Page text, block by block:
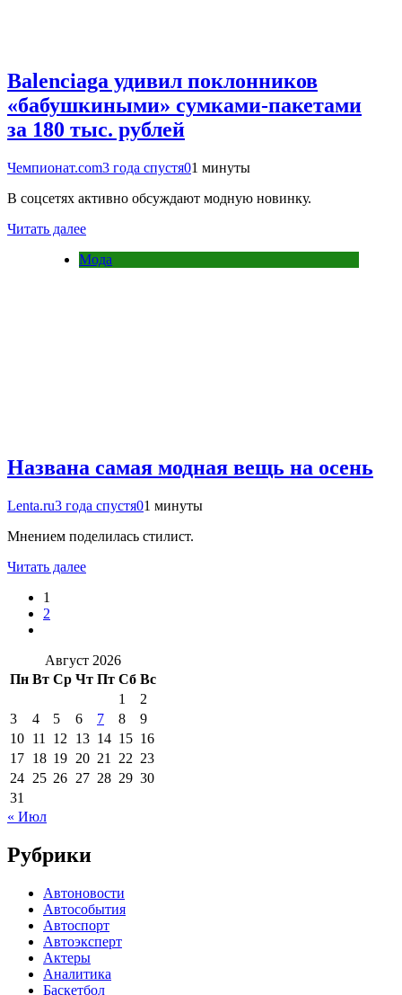
Balenciaga удивил поклонников
«бабушкиными» сумками-пакетами
за 180 тыс. рублей
Чемпионат.com3 года спустя01 минуты
В соцсетях активно обсуждают модную новинку.
Читать далее
Мода
Названа самая модная вещь на осень
Lenta.ru3 года спустя01 минуты
Мнением поделилась стилист.
Читать далее
1
2
Август 2026
Пн Вт Ср Чт Пт Сб Вс
1
2
3
4 5 6 7 8
9
10 11 12 13 14 15 16
17 18 19 20 21 22 23
24 25 26 27 28 29 30
31
« Июл
Рубрики
Автоновости
Автособытия
Автоспорт
Автоэксперт
Актеры
Аналитика
Баскетбол